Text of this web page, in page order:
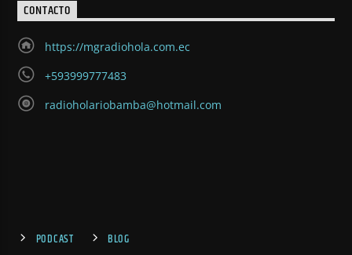
CONTACTO
https://mgradiohola.com.ec
+593999777483
radioholariobamba@hotmail.com
PODCAST BLOG